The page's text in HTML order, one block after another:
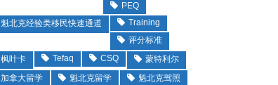
PEQ
魁北克经验类移民快速通道
Training
评分标准
枫叶卡
Tefaq CSQ
蒙特利尔
加拿大留学
魁北克留学
魁北克驾照